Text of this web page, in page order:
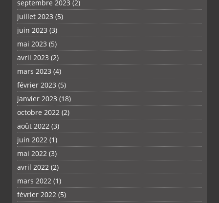
septembre 2023 (2)
juillet 2023 (5)
juin 2023 (3)
mai 2023 (5)
avril 2023 (2)
mars 2023 (4)
février 2023 (5)
janvier 2023 (18)
octobre 2022 (2)
août 2022 (3)
juin 2022 (1)
mai 2022 (3)
avril 2022 (2)
mars 2022 (1)
février 2022 (5)